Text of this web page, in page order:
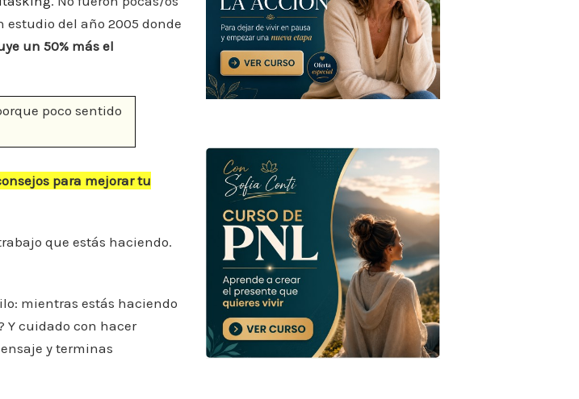
estudio del año 2005 donde
un 50% más el
poco sentido
para mejorar tu
que estás haciendo.
mientras estás haciendo
Y cuidado con hacer
y terminas